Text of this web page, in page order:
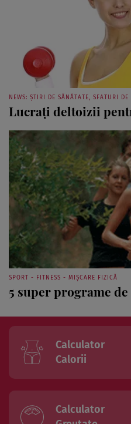
NEWS: ȘTIRI DE SĂNĂTATE, SFATURI DE
Lucraţi deltoizii
SPORT - FITNESS - MIȘCARE FIZICĂ
5 super programe
Calculator
Calorii
Calculator